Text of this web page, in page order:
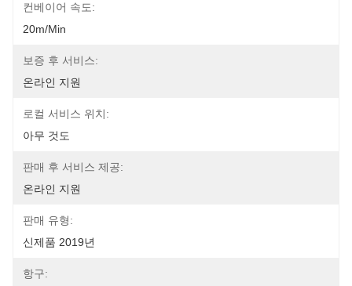
컨베이어 속도:
20m/min
보증 후 서비스:
온라인 지원
로컬 서비스 위치:
아무 것도
판매 후 서비스 제공:
온라인 지원
판매 유형:
신제품 2019년
항구: